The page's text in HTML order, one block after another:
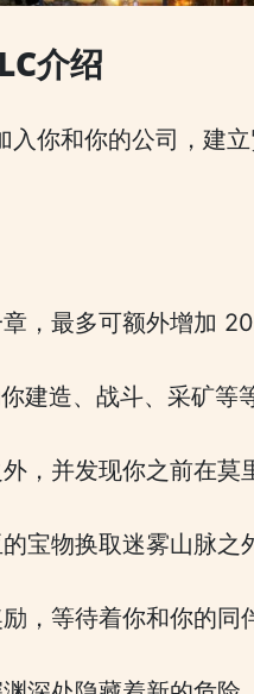
介绍
入你和你的公司，建
，最多可额外增加
建造、战斗、采矿等
，并发现你之前在莫
宝物换取迷雾山脉之
，等待着你和你的同